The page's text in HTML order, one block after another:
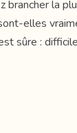
brancher la
elles
sûre :